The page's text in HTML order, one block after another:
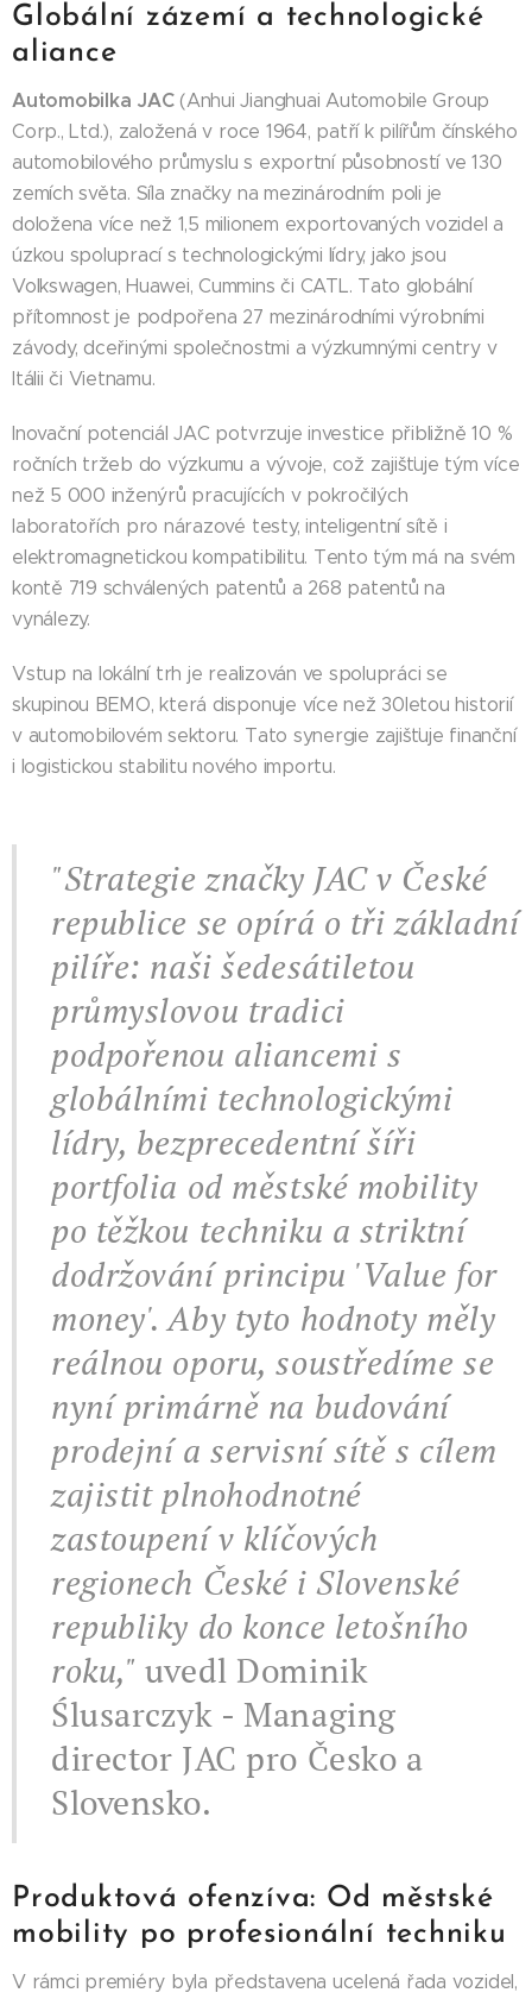
Globální zázemí a technologické
aliance
Automobilka JAC (Anhui Jianghuai Automobile Group
Corp., Ltd.), založená v roce 1964, patří k pilířům čínského
automobilového průmyslu s exportní působností ve 130
zemích světa. Síla značky na mezinárodním poli je
doložena více než 1,5 milionem exportovaných vozidel a
úzkou spoluprací s technologickými lídry, jako jsou
Volkswagen, Huawei, Cummins či CATL. Tato globální
přítomnost je podpořena 27 mezinárodními výrobními
závody, dceřinými společnostmi a výzkumnými centry v
Itálii či Vietnamu.
Inovační potenciál JAC potvrzuje investice přibližně 10 %
ročních tržeb do výzkumu a vývoje, což zajišťuje tým více
než 5 000 inženýrů pracujících v pokročilých
laboratořích pro nárazové testy, inteligentní sítě i
elektromagnetickou kompatibilitu. Tento tým má na svém
kontě 719 schválených patentů a 268 patentů na
vynálezy.
Vstup na lokální trh je realizován ve spolupráci se
skupinou BEMO, která disponuje více než 30letou historií
v automobilovém sektoru. Tato synergie zajišťuje finanční
i logistickou stabilitu nového importu.
"Strategie značky JAC v České
republice se opírá o tři základní
pilíře: naši šedesátiletou
průmyslovou tradici
podpořenou aliancemi s
globálními technologickými
lídry, bezprecedentní šíři
portfolia od městské mobility
po těžkou techniku a striktní
dodržování principu 'Value for
money'. Aby tyto hodnoty měly
reálnou oporu, soustředíme se
nyní primárně na budování
prodejní a servisní sítě s cílem
zajistit plnohodnotné
zastoupení v klíčových
regionech České i Slovenské
republiky do konce letošního
roku," uvedl Dominik
Ślusarczyk - Managing
director JAC pro Česko a
Slovensko.
Produktová ofenzíva: Od městské
mobility po profesionální techniku
V rámci premiéry byla představena ucelená řada vozidel,